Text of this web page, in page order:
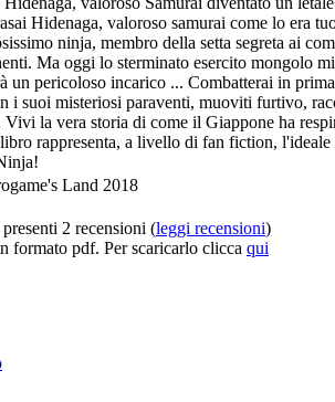
Hidenaga, valoroso samurai come lo era
ninja, membro della setta segreta ai
Ma oggi lo sterminato esercito mongolo
un pericoloso incarico ... Combatterai in
i suoi misteriosi paraventi, muoviti furtivo,
Vivi la vera storia di come il Giappone ha
rappresenta, a livello di fan fiction,
Land 2018
2 recensioni (leggi recensioni)
formato pdf. Per scaricarlo clicca qui